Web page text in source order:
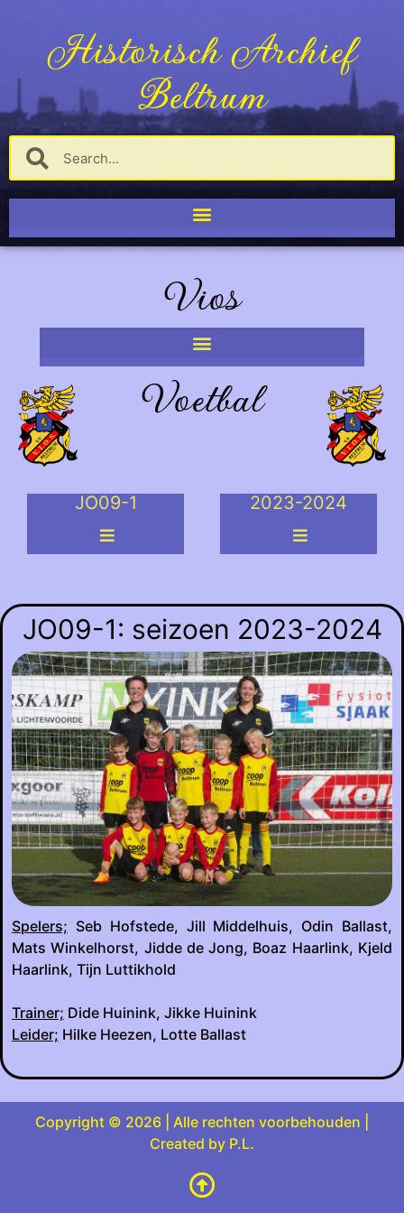
Historisch Archief
Beltrum
Vios
Voetbal
JO09-1 2023-2024
JO09-1: seizoen 2023-2024
Spelers; Seb Hofstede, Jill Middelhuis, Odin Ballast,
Mats Winkelhorst, Jidde de Jong, Boaz Haarlink, Kjeld
Haarlink, Tijn Luttikhold
Trainer; Dide Huinink, Jikke Huinink
Leider; Hilke Heezen, Lotte Ballast
Copyright © 2026 | Alle rechten voorbehouden |
Created by P.L.